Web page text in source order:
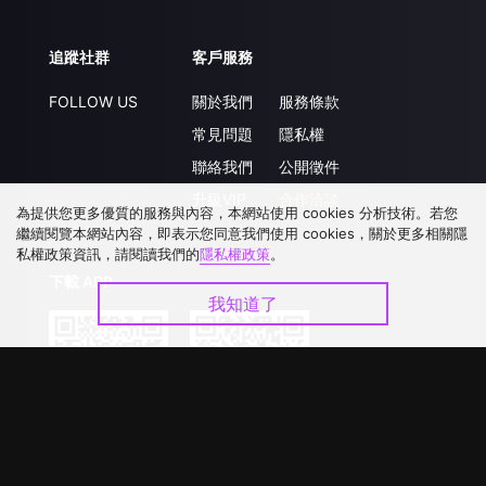
追蹤社群
FOLLOW US
客戶服務
關於我們
常見問題
聯絡我們
服務條款
隱私權
公開徵件
下載 APP
為提供您更多優質的服務與內容，本網站使用 cookies 分析技術。若您
繼續閱覽本網站內容，即表示您同意我們使用 cookies，關於更多相關隱
私權政策資訊，請閱讀我們的隱私權政策。
我知道了